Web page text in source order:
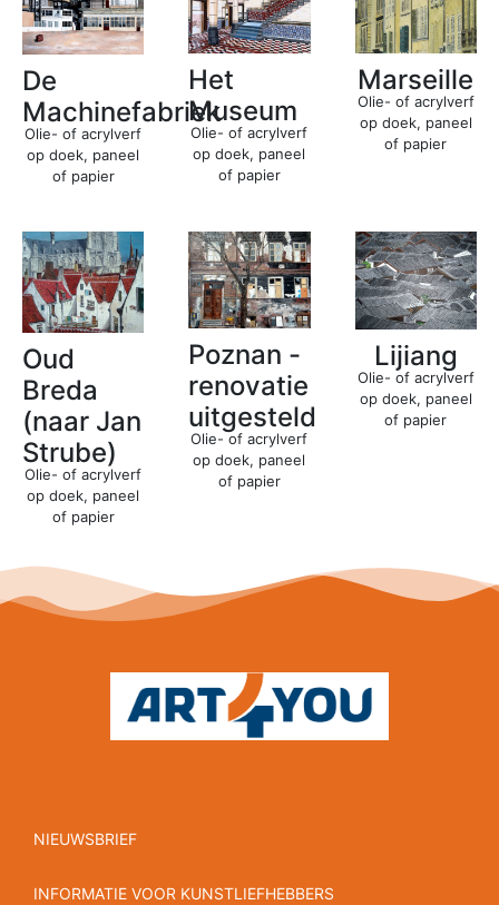
De
Machinefabriek
Olie- of acrylverf
op doek, paneel
of papier
Het
Museum
Olie- of acrylverf
op doek, paneel
of papier
Marseille
Olie- of acrylverf
op doek, paneel
of papier
Oud
Breda
(naar Jan
Strube)
Olie- of acrylverf
op doek, paneel
of papier
Poznan -
renovatie
uitgesteld
Olie- of acrylverf
op doek, paneel
of papier
Lijiang
Olie- of acrylverf
op doek, paneel
of papier
NIEUWSBRIEF
INFORMATIE VOOR KUNSTLIEFHEBBERS